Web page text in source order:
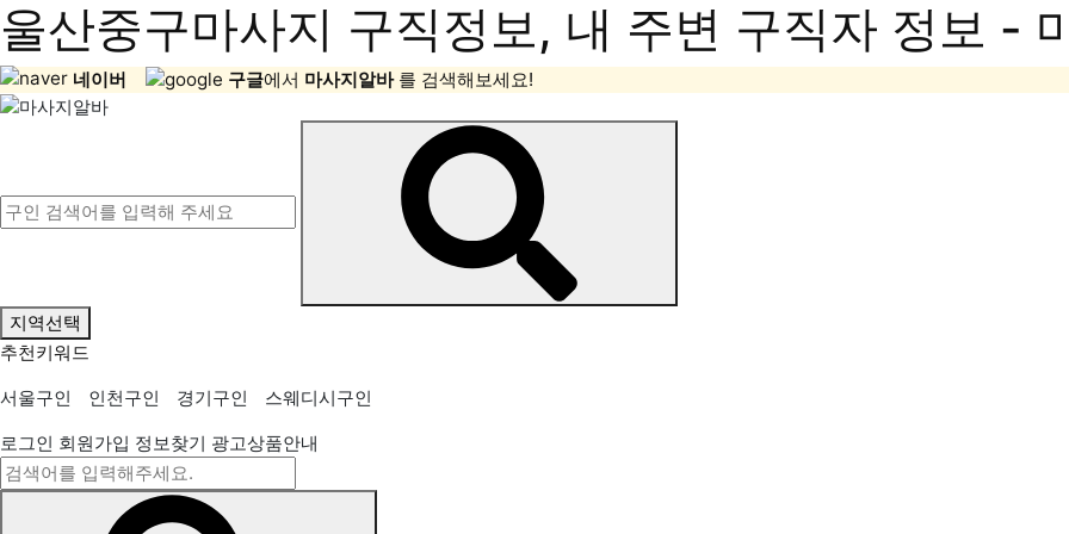
울산중구마사지 구직정보, 내 주변 구직자 정보 -
네이버 구글에서 마사지알바 를 검색해보세요!
지역선택
추천키워드
서울구인
인천구인 경기구인
스웨디시구인
로그인 회원가입 정보찾기 광고상품안내